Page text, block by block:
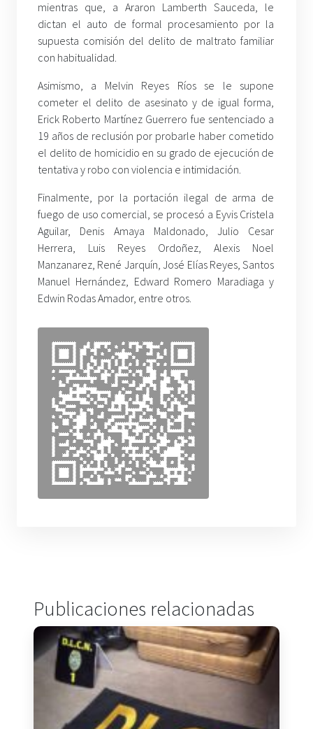
mientras que, a Araron Lamberth Sauceda, le
dictan el auto de formal procesamiento por la
supuesta comisión del delito de maltrato familiar
con habitualidad.
Asimismo, a Melvin Reyes Ríos se le supone
cometer el delito de asesinato y de igual forma,
Erick Roberto Martínez Guerrero fue sentenciado a
19 años de reclusión por probarle haber cometido
el delito de homicidio en su grado de ejecución de
tentativa y robo con violencia e intimidación.
Finalmente, por la portación ilegal de arma de
fuego de uso comercial, se procesó a Eyvis Cristela
Aguilar, Denis Amaya Maldonado, Julio Cesar
Herrera, Luis Reyes Ordoñez, Alexis Noel
Manzanarez, René Jarquín, José Elías Reyes, Santos
Manuel Hernández, Edward Romero Maradiaga y
Edwin Rodas Amador, entre otros.
Publicaciones relacionadas